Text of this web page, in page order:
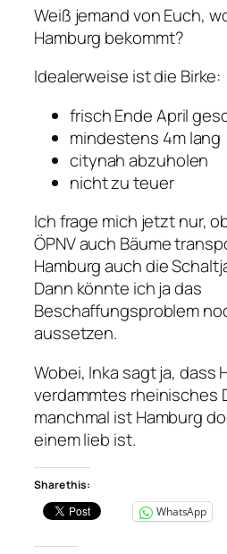
Weiß jemand von Euch,
Hamburg bekommt?
Idealerweise ist die Birke:
frisch Ende April
mindestens 4m lang
citynah abzuholen
nicht zu teuer
Ich frage mich jetzt nur,
ÖPNV auch Bäume
Hamburg auch die
Dann könnte ich ja das
Beschaffungsproblem
aussetzen.
Wobei, Inka sagt ja, dass
verdammtes rheinisches
manchmal ist Hamburg
einem lieb ist.
Share this:
WhatsApp